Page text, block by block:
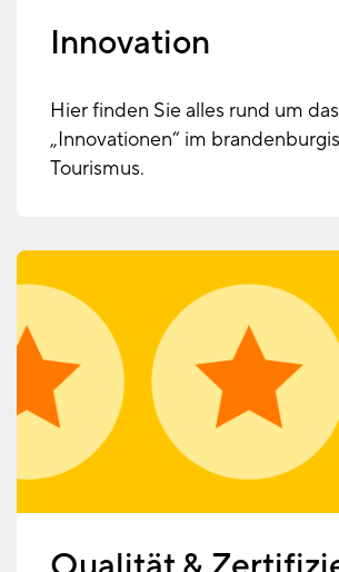
Innovation
Hier finden Sie alles rund um
„Innovationen“ im
Tourismus.